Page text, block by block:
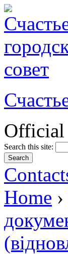
Official
Search this site:
Home ›